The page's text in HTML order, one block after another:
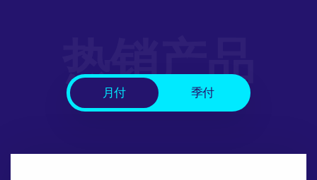
热销产品
月付 季付